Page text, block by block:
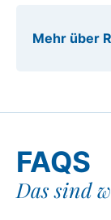
Mehr über
FAQS
Das sind